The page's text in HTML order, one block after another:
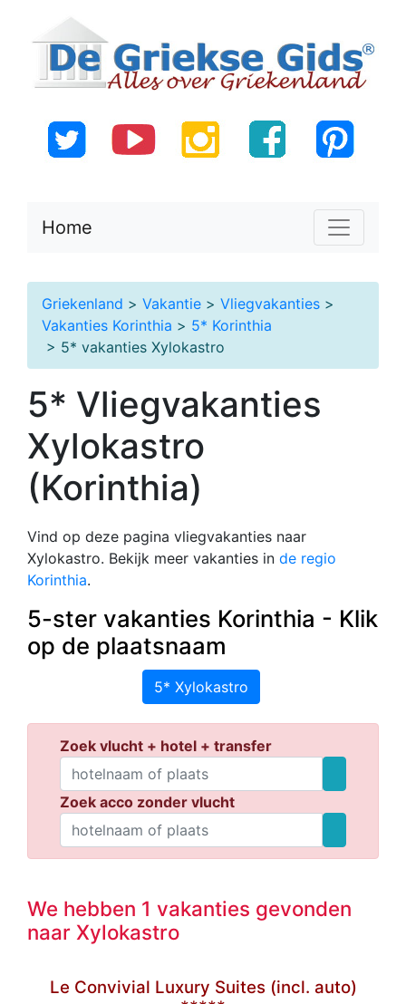
Home
Griekenland > Vakantie > Vliegvakanties >
Vakanties Korinthia > 5* Korinthia
> 5* vakanties Xylokastro
5* Vliegvakanties
Xylokastro
(Korinthia)
Vind op deze pagina vliegvakanties naar
Xylokastro. Bekijk meer vakanties in de regio
Korinthia.
5-ster vakanties Korinthia - Klik
op de plaatsnaam
5* Xylokastro
Zoek vlucht + hotel + transfer
Zoek acco zonder vlucht
We hebben 1 vakanties gevonden
naar Xylokastro
Le Convivial Luxury Suites (incl. auto)